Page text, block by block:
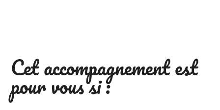
Cet accompagnement est
pour vous si :